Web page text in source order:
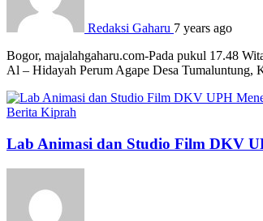
Redaksi Gaharu 7 years ago
Bogor, majalahgaharu.com-Pada pukul 17.48
Al – Hidayah Perum Agape Desa Tumaluntung,
Berita Kiprah
Lab Animasi dan Studio Film DKV